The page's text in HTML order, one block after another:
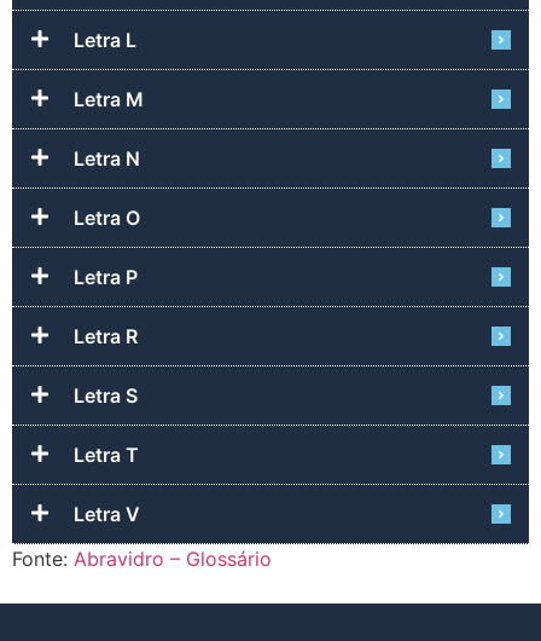
Letra L
Letra M
Letra N
Letra O
Letra P
Letra R
Letra S
Letra T
Letra V
Fonte: Abravidro – Glossário